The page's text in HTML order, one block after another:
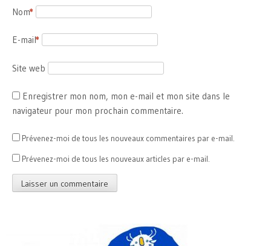
Nom
*
E-mail
*
Site web
Enregistrer mon nom, mon e-mail et mon site dans le
navigateur pour mon prochain commentaire.
Prévenez-moi de tous les nouveaux commentaires par e-mail.
Prévenez-moi de tous les nouveaux articles par e-mail.